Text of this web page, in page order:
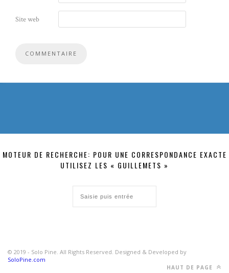
Site web
MOTEUR DE RECHERCHE: POUR UNE CORRESPONDANCE EXACTE
UTILISEZ LES « GUILLEMETS »
© 2019 - Solo Pine. All Rights Reserved. Designed & Developed by
SoloPine.com
HAUT DE PAGE